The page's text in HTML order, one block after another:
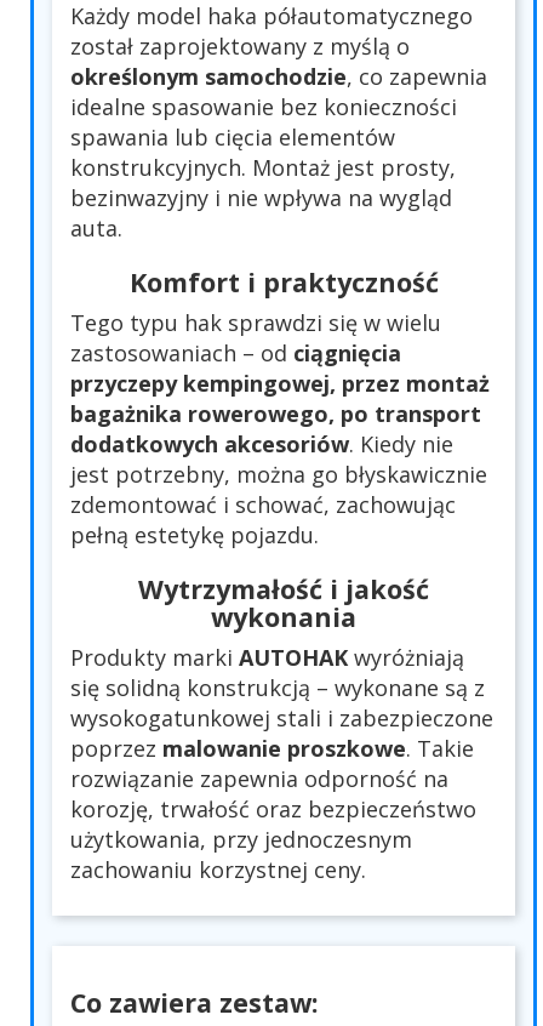
Każdy model haka półautomatycznego
został zaprojektowany z myślą o
określonym samochodzie, co zapewnia
idealne spasowanie bez konieczności
spawania lub cięcia elementów
konstrukcyjnych. Montaż jest prosty,
bezinwazyjny i nie wpływa na wygląd
auta.
Komfort i praktyczność
Tego typu hak sprawdzi się w wielu
zastosowaniach – od ciągnięcia
przyczepy kempingowej, przez montaż
bagażnika rowerowego, po transport
dodatkowych akcesoriów. Kiedy nie
jest potrzebny, można go błyskawicznie
zdemontować i schować, zachowując
pełną estetykę pojazdu.
Wytrzymałość i jakość
wykonania
Produkty marki AUTOHAK wyróżniają
się solidną konstrukcją – wykonane są z
wysokogatunkowej stali i zabezpieczone
poprzez malowanie proszkowe. Takie
rozwiązanie zapewnia odporność na
korozję, trwałość oraz bezpieczeństwo
użytkowania, przy jednoczesnym
zachowaniu korzystnej ceny.
Co zawiera zestaw: